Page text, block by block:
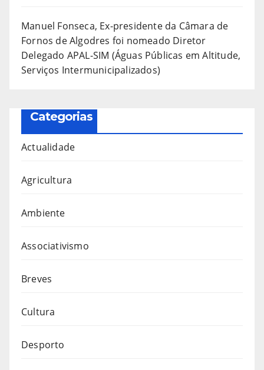
Manuel Fonseca, Ex-presidente da Câmara de
Fornos de Algodres foi nomeado Diretor
Delegado APAL-SIM (Águas Públicas em Altitude,
Serviços Intermunicipalizados)
Categorias
Actualidade
Agricultura
Ambiente
Associativismo
Breves
Cultura
Desporto